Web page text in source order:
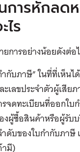
การหักลด
ไร
การอย่างน้อยดังต่อ
ำกับภาษี” ในที่ที่เห็นไ
เลขประจำตัวผู้เสีย
จดทะเบียนที่ออกใบ
ผู้ซื้อสินค้าหรือผู้รับ
ดับของใบกำกับภาษี
มี)